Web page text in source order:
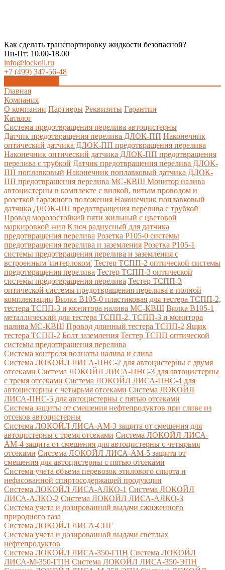
Как сделать транспортировку жидкости безопасной?
Пн-Пт: 10.00-18.00
info@lockoil.ru
+7 (499) 347-56-48
Главная
Компания
О компании Партнеры Реквизиты Гарантии
Каталог
Система предотвращения перелива автоцистерны
Датчик предотвращения перелива ДЛОК-ПП Наконечник
оптический датчика ДЛОК-ПП предотвращения перелива
Наконечник оптический датчика ДЛОК-ПП предотвращения
перелива с трубкой Датчик предотвращения перелива ДЛОК-
ПП поплавковый Наконечник поплавковый датчика ДЛОК-
ПП предотвращения перелива МС-КВШ Монитор налива
автоцистерны в комплекте с вилкой, витым проводом и
розеткой гаражного положения Наконечник поплавковый
датчика ДЛОК-ПП предотвращения перелива с трубкой
Провод морозостойкий пяти жильный с цветовой
маркировкой жил Ключ радиусный для датчика
предотвращения перелива Розетка Р105-0 системы
предотвращения перелива и заземления Розетка Р105-1
системы предотвращения перелива и заземления с
встроенным 'интерлоком' Тестер ТСПП-2 оптической системы
предотвращения перелива Тестер ТСПП-3 оптической
системы предотвращения перелива Тестер ТСПП-3
оптической системы предотвращения перелива в полной
комплектации Вилка В105-0 пластиковая для тестера ТСПП-2,
тестера ТСПП-3 и монитора налива МС-КВШ Вилка В105-1
металлический для тестера ТСПП-2, ТСПП-3 и монитора
налива МС-КВШ Провод длинный тестера ТСПП-2 Ящик
тестера ТСПП-2 Болт заземления Тестер ТСПП оптической
системы предотвращения перелива
Cистема контроля полноты налива и слива
Система ЛОКОЙЛ ЛИСА-ПНС-2 для автоцистерны с двумя
отсеками Система ЛОКОЙЛ ЛИСА-ПНС-3 для автоцистерны
с тремя отсеками Система ЛОКОЙЛ ЛИСА-ПНС-4 для
автоцистерны с четырьмя отсеками Система ЛОКОЙЛ
ЛИСА-ПНС-5 для автоцистерны с пятью отсеками
Система защиты от смешения нефтепродуктов при сливе из
отсеков автоцистерны
Система ЛОКОЙЛ ЛИСА-AM-3 защита от смешения для
автоцистерны с тремя отсеками Система ЛОКОЙЛ ЛИСА-
AM-4 защита от смешения для автоцистерны с четырьмя
отсеками Система ЛОКОЙЛ ЛИСА-AM-5 защита от
смешения для автоцистерны с пятью отсеками
Система учета объема перевозок этилового спирта и
нефасованной спиртосодержащей продукции
Система ЛОКОЙЛ ЛИСА-AЛКО-1 Система ЛОКОЙЛ
ЛИСА-АЛКО-2 Система ЛОКОЙЛ ЛИСА-АЛКО-3
Система учета и дозированной выдачи сжиженного
природного газа
Система ЛОКОЙЛ ЛИСА-СПГ
Система учета и дозированной выдачи светлых
нефтепродуктов
Система ЛОКОЙЛ ЛИСА-350-ГПН Система ЛОКОЙЛ
ЛИСА-М-350-ГПН Система ЛОКОЙЛ ЛИСА-350-ЭПН